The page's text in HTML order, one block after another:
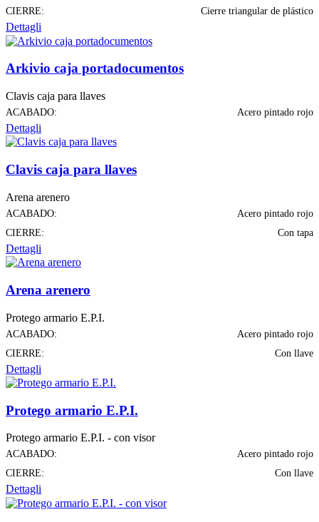
CIERRE:
Cierre triangular de plástico
Dettagli
Arkivio caja portadocumentos
Clavis caja para llaves
ACABADO: Acero pintado rojo
Dettagli
Clavis caja para llaves
Arena arenero
ACABADO:
Acero pintado rojo
CIERRE:
Con tapa
Dettagli
Arena arenero
Protego armario E.P.I.
ACABADO:
Acero pintado rojo
CIERRE:
Con llave
Dettagli
Protego armario E.P.I.
Protego armario E.P.I. - con visor
ACABADO:
Acero pintado rojo
CIERRE:
Con llave
Dettagli